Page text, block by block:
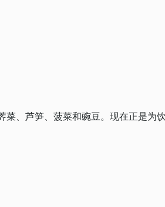
、芦笋、菠菜和豌豆。现在正是为